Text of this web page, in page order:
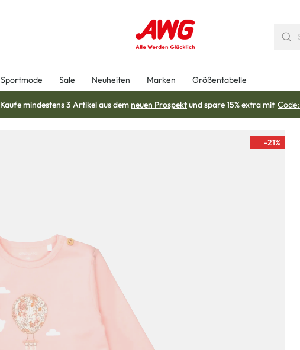
Sportmode Sale Neuheiten Marken Größentabelle
Kaufe mindestens 3 Artikel aus demneuen Prospektund spare 15% extra mit Code:
-21%